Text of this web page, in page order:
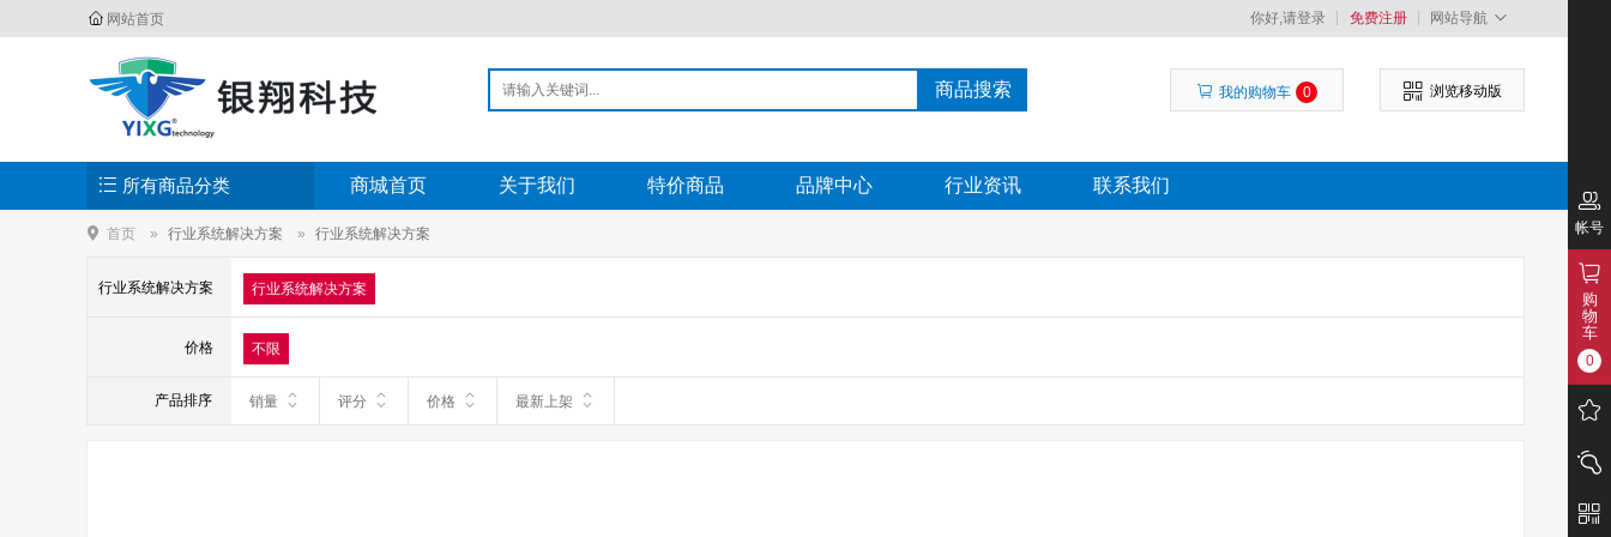
网站首页 你好,请登录 免费注册 网站导航
商品搜索 我的购物车 0 浏览移动版
所有商品分类 商城首页 关于我们 特价商品 品牌中心 行业资讯 联系我们
首页 行业系统解决方案 行业系统解决方案
行业系统解决方案 行业系统解决方案
价格 不限
产品排序 销量 评分 价格 最新上架
帐号
购
物
车
0